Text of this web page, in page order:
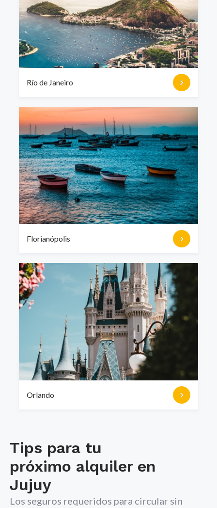
Río de Janeiro
Florianópolis
Orlando
Tips para tu
próximo alquiler en
Jujuy
Los seguros requeridos para circular sin